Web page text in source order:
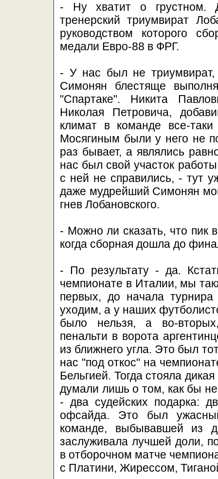
- Ну хватит о грустном.
тренерский триумвират
руководством которого
медали Евро-88 в ФРГ.
- У нас был не триумвират,
Симонян блестяще
"Спартаке". Никита
Николая Петровича,
климат в команде все-
Мосягиным были у него не
раз бывает, а являлись
нас был свой участок
с ней не справились, - тут
даже мудрейший Симонян
гнев Лобановского.
- Можно ли сказать, что пик
когда сборная дошла до
- По результату - да.
чемпионате в Италии, мы
первых, до начала
уходим, а у наших
было нельзя, а во-
пенальти в ворота
из ближнего угла. Это был
нас "под откос" на
Бельгией. Тогда стояла
думали лишь о том, как бы
- два судейских подарка:
офсайда. Это был
команде, выбывавшей из
заслуживала лучшей доли,
в отборочном матче
с Платини, Жирессом,